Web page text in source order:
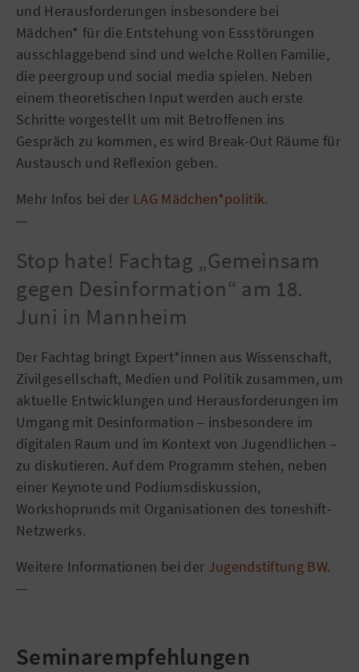
und Herausforderungen insbesondere bei
Mädchen* für die Entstehung von Essstörungen
ausschlaggebend sind und welche Rollen Familie,
die peergroup und social media spielen. Neben
einem theoretischen Input werden auch erste
Schritte vorgestellt um mit Betroffenen ins
Gespräch zu kommen, es wird Break-Out Räume für
Austausch und Reflexion geben.
Mehr Infos bei der LAG Mädchen*politik.
—
Stop hate! Fachtag „Gemeinsam
gegen Desinformation“ am 18.
Juni in Mannheim
Der Fachtag bringt Expert*innen aus Wissenschaft,
Zivilgesellschaft, Medien und Politik zusammen, um
aktuelle Entwicklungen und Herausforderungen im
Umgang mit Desinformation – insbesondere im
digitalen Raum und im Kontext von Jugendlichen –
zu diskutieren. Auf dem Programm stehen, neben
einer Keynote und Podiumsdiskussion,
Workshoprunds mit Organisationen des toneshift-
Netzwerks.
Weitere Informationen bei der Jugendstiftung BW.
—
Seminarempfehlungen